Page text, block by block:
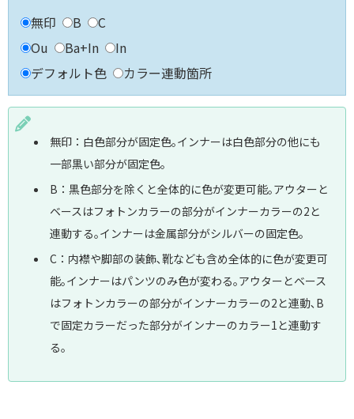
無印 B
C
Ou
Ba+In
In
デフォルト色
カラー連動箇所
無印：白色部分が固定色｡インナーは白色部分の他にも
一部黒い部分が固定色｡
B：黒色部分を除くと全体的に色が変更可能｡アウターと
ベースはフォトンカラーの部分がインナーカラーの2と
連動する｡インナーは金属部分がシルバーの固定色｡
C：内襟や脚部の装飾､靴なども含め全体的に色が変更可
能｡インナーはパンツのみ色が変わる｡アウターとベース
はフォトンカラーの部分がインナーカラーの2と連動､B
で固定カラーだった部分がインナーのカラー1と連動す
る｡